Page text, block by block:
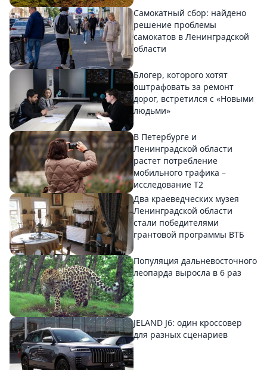
Самокатный сбор: найдено
решение проблемы
самокатов в Ленинградской
области
Блогер, которого хотят
оштрафовать за ремонт
дорог, встретился с «Новыми
людьми»
В Петербурге и
Ленинградской области
растет потребление
мобильного трафика –
исследование T2
Два краеведческих музея
Ленинградской области
стали победителями
грантовой программы ВТБ
Популяция дальневосточного
леопарда выросла в 6 раз
JELAND J6: один кроссовер
для разных сценариев